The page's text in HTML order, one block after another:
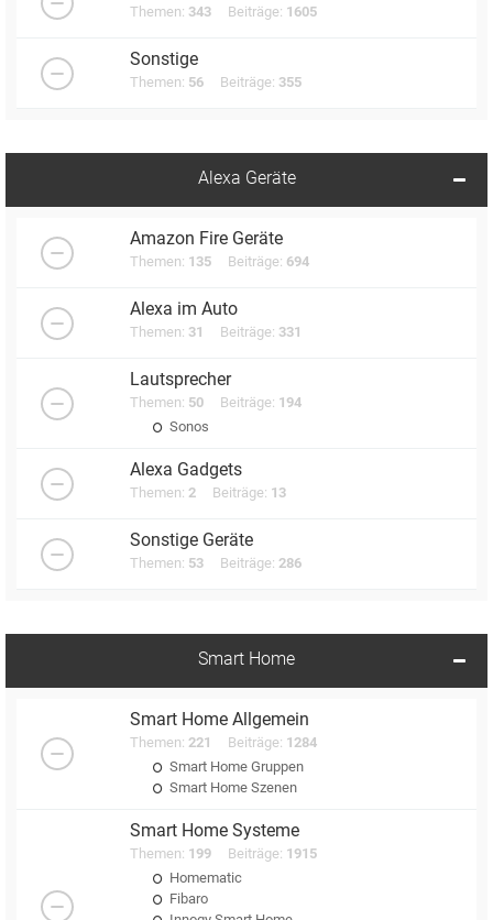
Themen: 343 Beiträge: 1605
Sonstige
Themen: 56 Beiträge: 355
Alexa Geräte
Amazon Fire Geräte
Themen: 135 Beiträge: 694
Alexa im Auto
Themen: 31 Beiträge: 331
Lautsprecher
Themen: 50 Beiträge: 194
Sonos
Alexa Gadgets
Themen: 2 Beiträge: 13
Sonstige Geräte
Themen: 53 Beiträge: 286
Smart Home
Smart Home Allgemein
Themen: 221 Beiträge: 1284
Smart Home Gruppen
Smart Home Szenen
Smart Home Systeme
Themen: 199 Beiträge: 1915
Homematic
Fibaro